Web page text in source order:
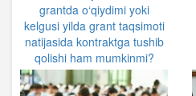
grantda o‘qiydimi yoki
kelgusi yilda grant taqsimoti
natijasida kontraktga tushib
qolishi ham mumkinmi?